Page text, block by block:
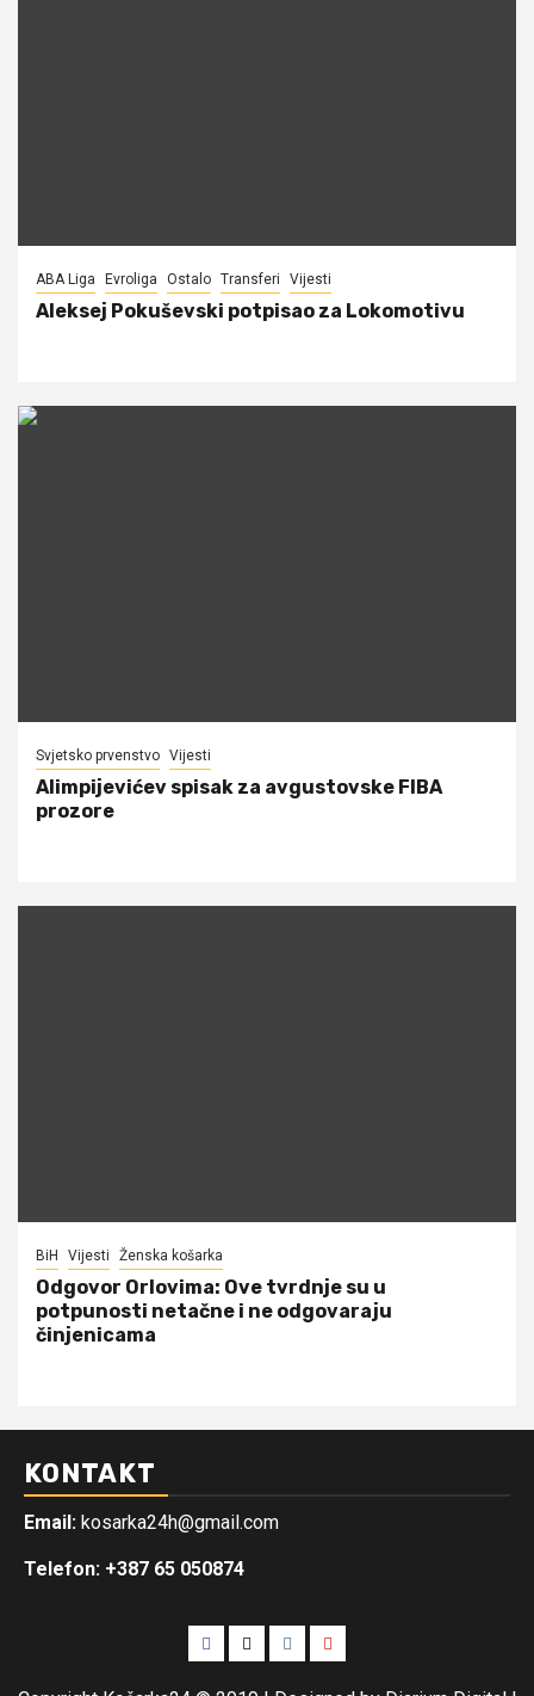
ABA Liga Evroliga Ostalo Transferi Vijesti
Aleksej Pokuševski potpisao za Lokomotivu
Svjetsko prvenstvo Vijesti
Alimpijevićev spisak za avgustovske FIBA
prozore
BiH Vijesti Ženska košarka
Odgovor Orlovima: ​Ove tvrdnje su u
potpunosti netačne i ne odgovaraju
činjenicama
KONTAKT
Email: kosarka24h@gmail.com
Telefon: +387 65 050874
Facebook
TwitterInstagramYoutube